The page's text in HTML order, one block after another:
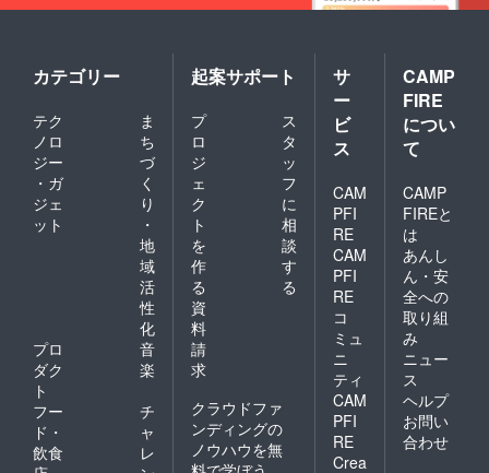
カテゴリー
テク
ノロ
ジー
・ガ
ジェ
ット
ま
ち
づ
く
り
・
地
域
活
性
化
プロ
ダク
ト
音
楽
フー
ド・
飲食
チ
ャ
レ
起案サポート
プ
ロ
ジ
ェ
ク
ト
を
作
る
ス
タ
ッ
フ
に
相
談
す
る
資
料
請
求
クラウドファ
ンディングの
ノウハウを無
サ
ー
ビ
ス
CAM
PFI
RE
CAM
PFI
RE
コ
ミュ
ニ
ティ
CAM
PFI
RE
Crea
CAMP
FIRE
につい
て
CAMP
FIREと
は
あんし
ん・安
全への
取り組
み
ニュー
ス
ヘルプ
お問い
合わせ